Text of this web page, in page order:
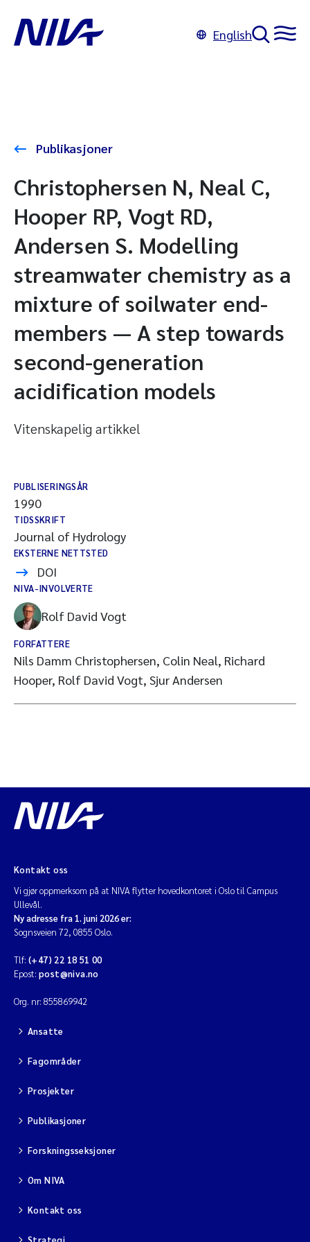
English
Publikasjoner
Christophersen N, Neal C,
Hooper RP, Vogt RD,
Andersen S. Modelling
streamwater chemistry as a
mixture of soilwater end-
members — A step towards
second-generation
acidification models
Vitenskapelig artikkel
PUBLISERINGSÅR
1990
TIDSSKRIFT
Journal of Hydrology
EKSTERNE NETTSTED
DOI
NIVA-INVOLVERTE
Rolf David Vogt
FORFATTERE
Nils Damm Christophersen, Colin Neal, Richard
Hooper, Rolf David Vogt, Sjur Andersen
Kontakt oss
Vi gjør oppmerksom på at NIVA flytter hovedkontoret i Oslo til Campus
Ullevål.
Ny adresse fra 1. juni 2026 er:
Sognsveien 72, 0855 Oslo.
Tlf: (+47) 22 18 51 00
Epost: post@niva.no
Org. nr: 855869942
Ansatte
Fagområder
Prosjekter
Publikasjoner
Forskningsseksjoner
Om NIVA
Kontakt oss
Strategi